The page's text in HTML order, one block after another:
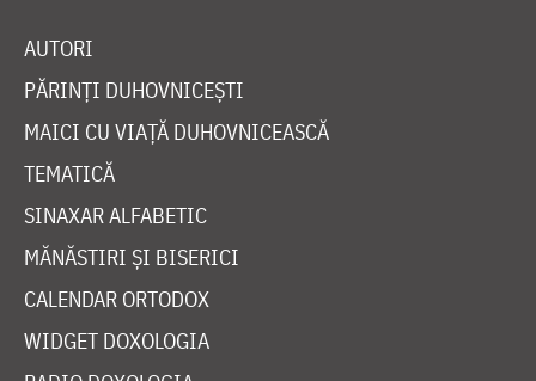
AUTORI
PĂRINȚI DUHOVNICEȘTI
MAICI CU VIAȚĂ DUHOVNICEASCĂ
TEMATICĂ
SINAXAR ALFABETIC
MĂNĂSTIRI ȘI BISERICI
CALENDAR ORTODOX
WIDGET DOXOLOGIA